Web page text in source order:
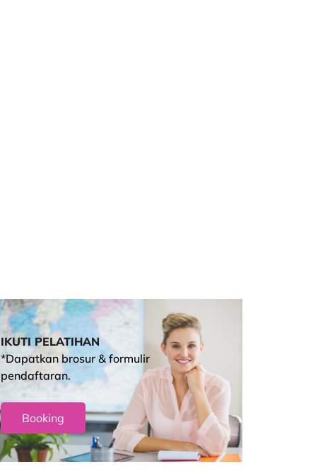
IKUTI PELATIHAN
*Dapatkan brosur & formulir
pendaftaran.
Booking